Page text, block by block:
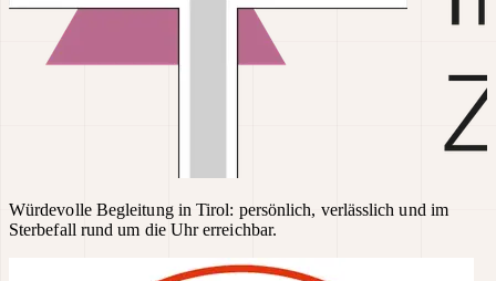
Würdevolle Begleitung in Tirol: persönlich, verlässlich und im
Sterbefall rund um die Uhr erreichbar.